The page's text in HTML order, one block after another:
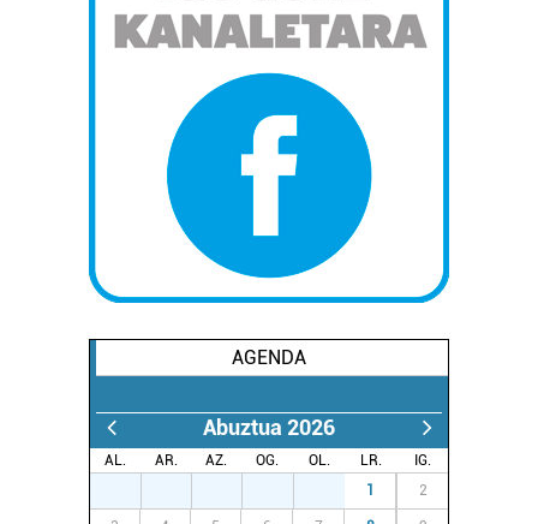
AGENDA
Abuztua 2026
AL. AR. AZ. OG. OL. LR.
IG.
1 2